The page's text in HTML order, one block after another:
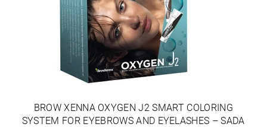
BROW XENNA OXYGEN J2 SMART COLORING
SYSTEM FOR EYEBROWS AND EYELASHES – SADA